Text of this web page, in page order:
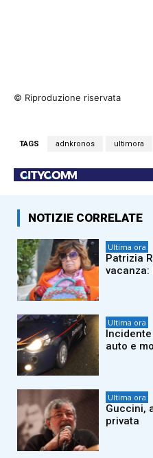
© Riproduzione riservata
TAGS adnkronos ultimora
NOTIZIE CORRELATE
Ultima ora
Patrizia
vacanza:
Ultima ora
auto e
Ultima ora
Guccini,
privata